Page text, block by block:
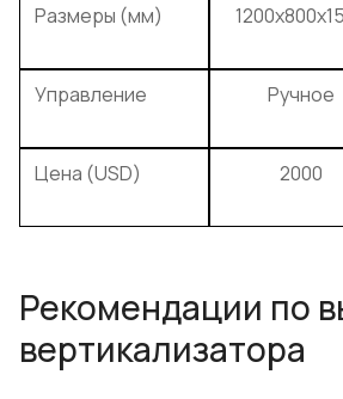
Размеры (мм)
Управление Ручное
Цена (USD) 2000
Рекомендации по
вертикализатора